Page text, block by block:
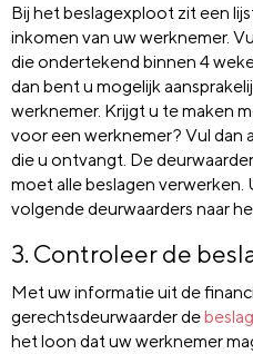
Bij het beslagexploot zit een
inkomen van uw werknemer.
die ondertekend binnen 4
dan bent u mogelijk
werknemer. Krijgt u te maken
voor een werknemer? Vul dan
die u ontvangt. De
moet alle beslagen verwerken.
volgende deurwaarders naar
3. Controleer de
Met uw informatie uit de
gerechtsdeurwaarder de
het loon dat uw werknemer